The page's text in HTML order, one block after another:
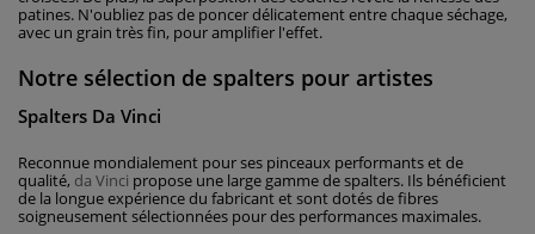
patines. N'oubliez pas de poncer délicatement entre chaque séchage,
avec un grain très fin, pour amplifier l'effet.
Notre sélection de spalters pour artistes
Spalters Da Vinci
Reconnue mondialement pour ses pinceaux performants et de
qualité, da Vinci propose une large gamme de spalters. Ils bénéficient
de la longue expérience du fabricant et sont dotés de fibres
soigneusement sélectionnées pour des performances maximales.